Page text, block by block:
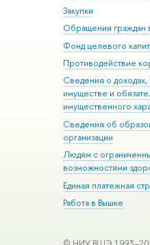
Закупки
Обращения
Фонд целевого
Противодействие
Сведения о доходах,
имуществе и
имущественного
Сведения об
организации
Людям с
возможностями
Единая платежная
Работа в Вышке